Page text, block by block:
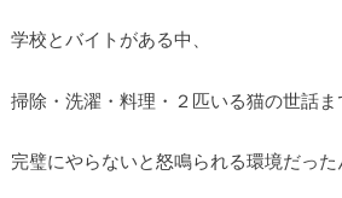
学校とバイトがある中、
掃除・洗濯・料理・２匹いる猫の世話ま
完璧にやらないと怒鳴られる環境だった